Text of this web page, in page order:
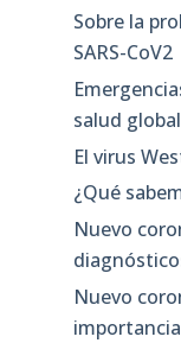
Sobre la
SARS-CoV2
salud
El virus
¿Qué
Nuevo
Nuevo